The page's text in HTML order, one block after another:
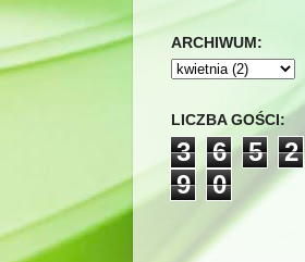
ARCHIWUM:
LICZBA GOŚCI:
3 6 5
2
9
0